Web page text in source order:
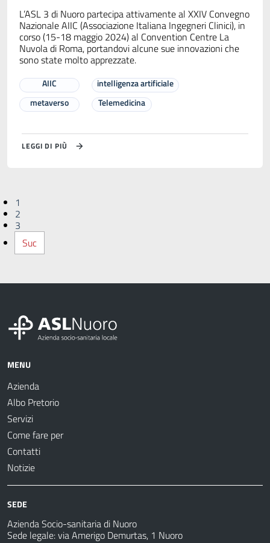
L’ASL 3 di Nuoro partecipa attivamente al XXIV Convegno
Nazionale AIIC (Associazione Italiana Ingegneri Clinici), in
corso (15-18 maggio 2024) al Convention Centre La
Nuvola di Roma, portandovi alcune sue innovazioni che
sono state molto apprezzate.
AIIC
intelligenza artificiale
metaverso
Telemedicina
LEGGI DI PIÙ
1
2
3
Suc
MENU
Azienda
Albo Pretorio
Servizi
Come fare per
Contatti
Notizie
SEDE
Azienda Socio-sanitaria di Nuoro
Sede legale: via Amerigo Demurtas, 1 Nuoro